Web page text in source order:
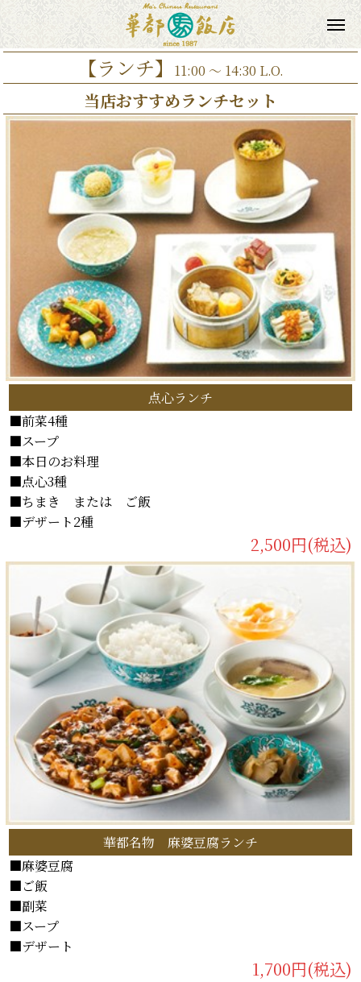
【ランチ】 11:00 ～ 14:30 L.O.
当店おすすめランチセット
点心ランチ
■前菜4種
■スープ
■本日のお料理
■点心3種
■ちまき または ご飯
■デザート2種
2,500円(税込)
華都名物 麻婆豆腐ランチ
■麻婆豆腐
■ご飯
■副菜
■スープ
■デザート
1,700円(税込)